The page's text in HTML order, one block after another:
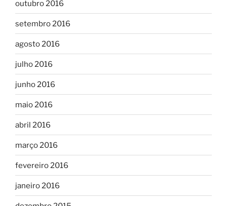
outubro 2016
setembro 2016
agosto 2016
julho 2016
junho 2016
maio 2016
abril 2016
março 2016
fevereiro 2016
janeiro 2016